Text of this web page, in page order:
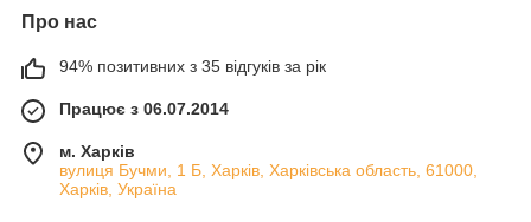
Про нас
94% позитивних з 35 відгуків за рік
Працює з 06.07.2014
м. Харків
вулиця Бучми, 1 Б, Харків, Харківська область, 61000,
Харків, Україна